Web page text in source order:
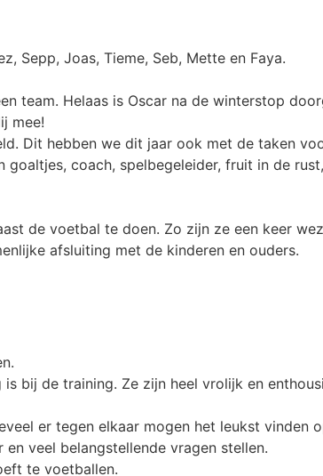
Sepp, Joas, Tieme, Seb, Mette en Faya.
team. Helaas is Oscar na de winterstop
mee!
Dit hebben we dit jaar ook met de taken
goaltjes, coach, spelbegeleider, fruit in de
de voetbal te doen. Zo zijn ze een keer
afsluiting met de kinderen en ouders.
bij de training. Ze zijn heel vrolijk en
er tegen elkaar mogen het leukst vinden
veel belangstellende vragen stellen.
te voetballen.